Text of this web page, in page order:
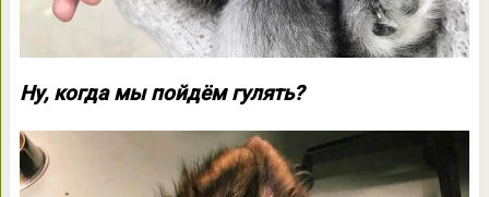
Ну, когда мы пойдём гулять?